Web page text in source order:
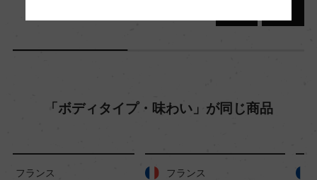
0%)及びステンレスタンク5カ月
0.3ha
「ボディタイプ・味わい」が同じ商品
フランス フランス